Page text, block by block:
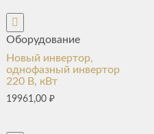
Оборудование
Новый инвертор,
однофазный инвертор
220 В, кВт
19961,00₽